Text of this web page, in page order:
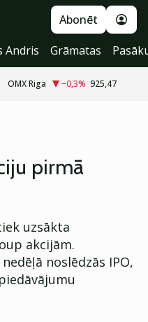
Abonēt
Andris Grāmatas
OMX Riga −0,3% 925,47
pirmā
uzsākta
akcijām.
noslēdzās IPO,